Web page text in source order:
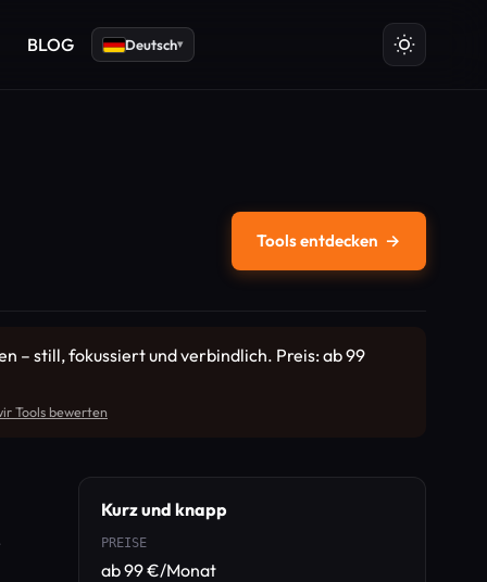
BLOG Deutsch▾
Tools entdecken →
– still, fokussiert und verbindlich. Preis: ab 99
Tools bewerten
Kurz und knapp
PREISE
ab 99 €/Monat